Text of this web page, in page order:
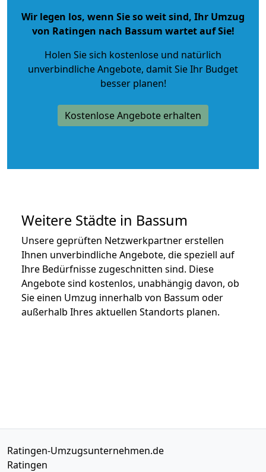
Wir legen los, wenn Sie so weit sind, Ihr Umzug
von Ratingen nach Bassum wartet auf Sie!
Holen Sie sich kostenlose und natürlich
unverbindliche Angebote, damit Sie Ihr Budget
besser planen!
Kostenlose Angebote erhalten
Weitere Städte in Bassum
Unsere geprüften Netzwerkpartner erstellen
Ihnen unverbindliche Angebote, die speziell auf
Ihre Bedürfnisse zugeschnitten sind. Diese
Angebote sind kostenlos, unabhängig davon, ob
Sie einen Umzug innerhalb von Bassum oder
außerhalb Ihres aktuellen Standorts planen.
Ratingen-Umzugsunternehmen.de
Ratingen